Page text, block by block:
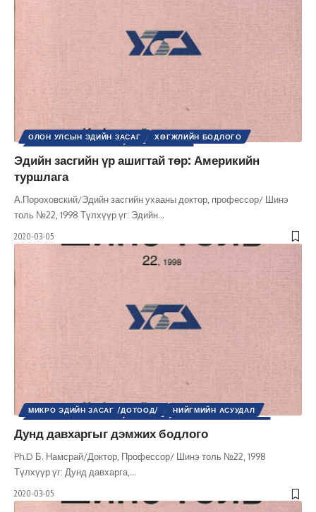
ОЛОН УЛСЫН ЭДИЙН ЗАСАГ
ХӨГЖЛИЙН БОДЛОГО
Эдийн засгийн үр ашигтай төр: Америкийн
туршлага
А.Пороховский/Эдийн засгийн ухааны доктор, профессор/ Шинэ
толь №22, 1998 Түлхүүр үг: Эдийн…
2020-03-05
МИКРО ЭДИЙН ЗАСАГ /ДОТООД/
НИЙГМИЙН АСУУДАЛ
ШИНЭ ТОЛЬ СЭТГҮҮЛ
ЭДИЙН ЗАСАГ
Дунд давхаргыг дэмжих бодлого
Ph.D Б. Намсрай/Доктор, Профессор/ Шинэ толь №22, 1998
Түлхүүр үг: Дунд давхарга,…
2020-03-05